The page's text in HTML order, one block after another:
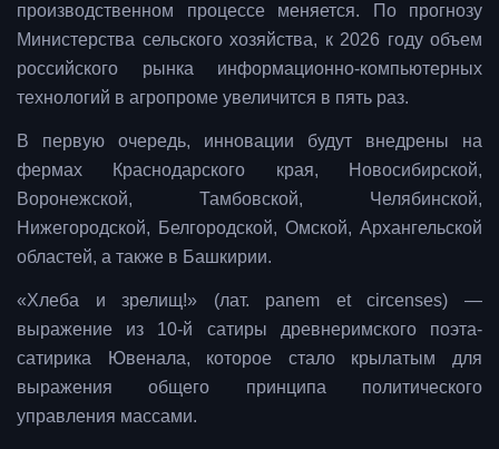
производственном процессе меняется. По прогнозу
Министерства сельского хозяйства, к 2026 году объем
российского рынка информационно-компьютерных
технологий в агропроме увеличится в пять раз.
В первую очередь, инновации будут внедрены на
фермах Краснодарского края, Новосибирской,
Воронежской, Тамбовской, Челябинской,
Нижегородской, Белгородской, Омской, Архангельской
областей, а также в Башкирии.
«Хлеба и зрелищ!» (лат. panem et circenses) —
выражение из 10-й сатиры древнеримского поэта-
сатирика Ювенала, которое стало крылатым для
выражения общего принципа политического
управления массами.